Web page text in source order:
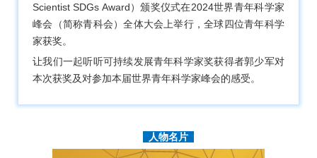
Scientist SDGs Award）颁奖仪式在2024世界青年科学家
峰会（简称青科会）全体大会上举行，全球四位青年科学
家获奖。
让我们一起听听可持续发展青年科学家奖获得者郭少军对
本次获奖及对参加本届世界青年科学家峰会的感受。
人物名片